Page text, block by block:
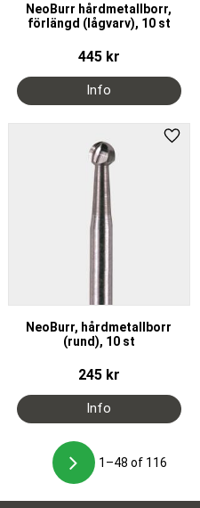
NeoBurr hårdmetallborr,
förlängd (lågvarv), 10 st
445kr
NeoBurr, hårdmetallborr
(rund), 10 st
245kr
Add
1–48 of 116